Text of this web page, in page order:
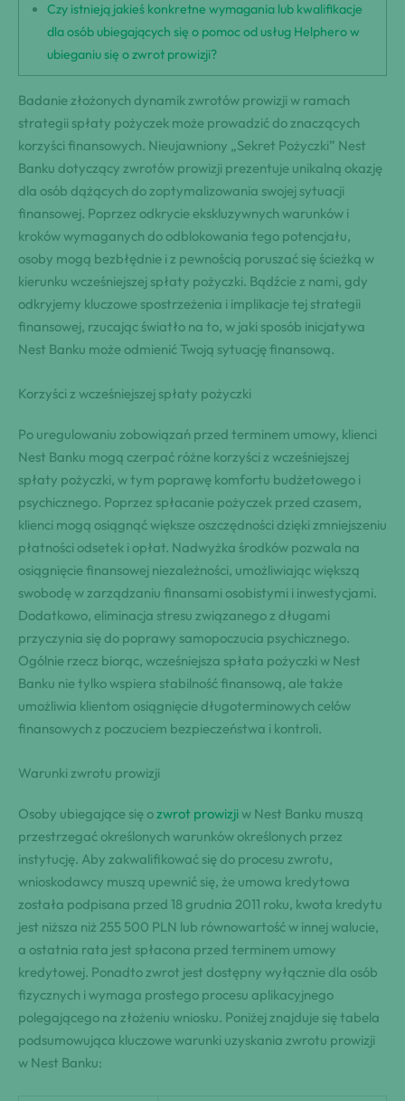
Czy istnieją jakieś konkretne wymagania lub kwalifikacje
dla osób ubiegających się o pomoc od usług Helphero w
ubieganiu się o zwrot prowizji?
Badanie złożonych dynamik zwrotów prowizji w ramach
strategii spłaty pożyczek może prowadzić do znaczących
korzyści finansowych. Nieujawniony „Sekret Pożyczki” Nest
Banku dotyczący zwrotów prowizji prezentuje unikalną okazję
dla osób dążących do zoptymalizowania swojej sytuacji
finansowej. Poprzez odkrycie ekskluzywnych warunków i
kroków wymaganych do odblokowania tego potencjału,
osoby mogą bezbłędnie i z pewnością poruszać się ścieżką w
kierunku wcześniejszej spłaty pożyczki. Bądźcie z nami, gdy
odkryjemy kluczowe spostrzeżenia i implikacje tej strategii
finansowej, rzucając światło na to, w jaki sposób inicjatywa
Nest Banku może odmienić Twoją sytuację finansową.
Korzyści z wcześniejszej spłaty pożyczki
Po uregulowaniu zobowiązań przed terminem umowy, klienci
Nest Banku mogą czerpać różne korzyści z wcześniejszej
spłaty pożyczki, w tym poprawę komfortu budżetowego i
psychicznego. Poprzez spłacanie pożyczek przed czasem,
klienci mogą osiągnąć większe oszczędności dzięki zmniejszeniu
płatności odsetek i opłat. Nadwyżka środków pozwala na
osiągnięcie finansowej niezależności, umożliwiając większą
swobodę w zarządzaniu finansami osobistymi i inwestycjami.
Dodatkowo, eliminacja stresu związanego z długami
przyczynia się do poprawy samopoczucia psychicznego.
Ogólnie rzecz biorąc, wcześniejsza spłata pożyczki w Nest
Banku nie tylko wspiera stabilność finansową, ale także
umożliwia klientom osiągnięcie długoterminowych celów
finansowych z poczuciem bezpieczeństwa i kontroli.
Warunki zwrotu prowizji
Osoby ubiegające się ozwrot prowizjiw Nest Banku muszą
przestrzegać określonych warunków określonych przez
instytucję. Aby zakwalifikować się do procesu zwrotu,
wnioskodawcy muszą upewnić się, że umowa kredytowa
została podpisana przed 18 grudnia 2011 roku, kwota kredytu
jest niższa niż 255 500 PLN lub równowartość w innej walucie,
a ostatnia rata jest spłacona przed terminem umowy
kredytowej. Ponadto zwrot jest dostępny wyłącznie dla osób
fizycznych i wymaga prostego procesu aplikacyjnego
polegającego na złożeniu wniosku. Poniżej znajduje się tabela
podsumowująca kluczowe warunki uzyskania zwrotu prowizji
w Nest Banku: